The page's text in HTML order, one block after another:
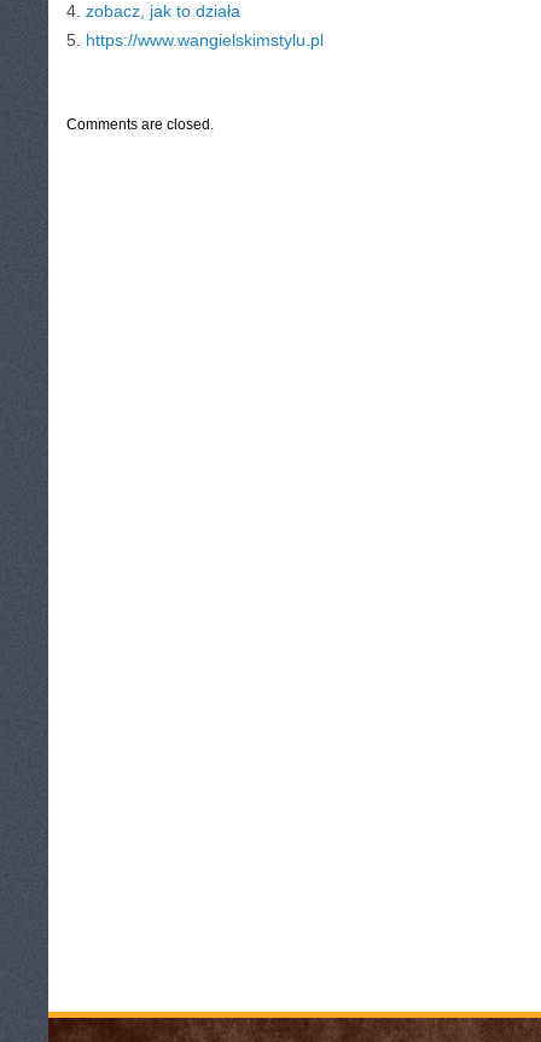
4. zobacz, jak to działa
5. https://www.wangielskimstylu.pl
Comments are closed.